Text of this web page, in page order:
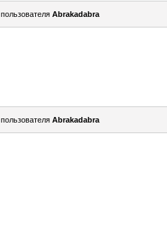
пользователя Abrakadabra
пользователя Abrakadabra